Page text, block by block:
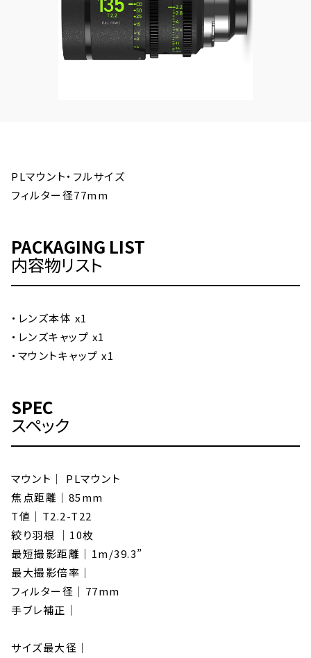
PLマウント・フルサイズ
フィルター径77mm
PACKAGING LIST
内容物リスト
・レンズ本体 x1
・レンズキャップ x1
・マウントキャップ x1
SPEC
スペック
マウント｜ PLマウント
焦点距離｜85mm
T値｜T2.2-T22
絞り羽根 ｜10枚
最短撮影距離｜1m/39.3”
最大撮影倍率｜
フィルター径｜77mm
手ブレ補正｜
サイズ最大径｜